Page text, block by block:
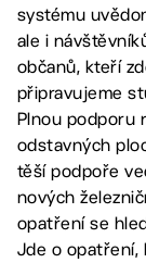
systému
ale i
občanů, kteří
připravujeme
Plnou podporu
odstavných
těší podpoře
nových
opatření se
Jde o opatření,